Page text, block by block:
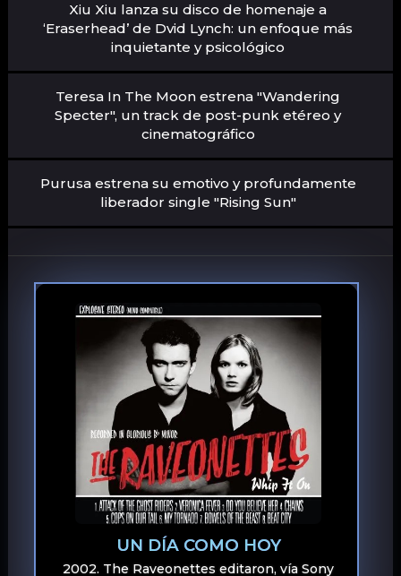
Xiu Xiu lanza su disco de homenaje a
‘Eraserhead’ de Dvid Lynch: un enfoque más
inquietante y psicológico
Teresa In The Moon estrena "Wandering
Specter", un track de post-punk etéreo y
cinematográfico
Purusa estrena su emotivo y profundamente
liberador single "Rising Sun"
UN DÍA COMO HOY
2002. The Raveonettes editaron, vía Sony